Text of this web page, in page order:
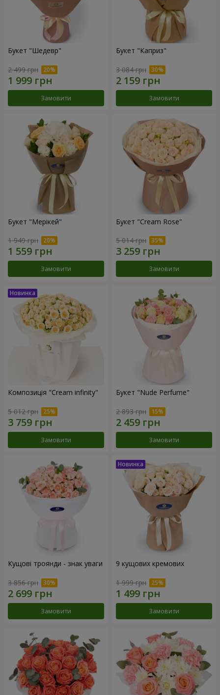
Букет "Шедевр"
2 499 грн
Замовити
Букет "Каприз"
3 084 грн
Замовити
Букет "Мерікей"
1 949 грн
Замовити
Букет "Cream Rose"
5 014 грн
Замовити
Композиція "Cream infinity"
5 012 грн
Замовити
Букет "Nude Perfume"
2 893 грн
Замовити
Кущові троянди - знак уваги
3 856 грн
Замовити
9 кущових кремових
1 999 грн
Замовити